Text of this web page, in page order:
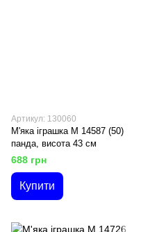
Артикул: 130060
М'яка іграшка M 14587 (50)
панда, висота 43 см
688 грн
Купити